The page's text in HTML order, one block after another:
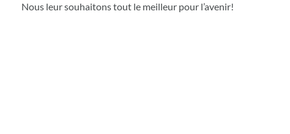
Nous leur souhaitons tout le meilleur pour l’avenir!